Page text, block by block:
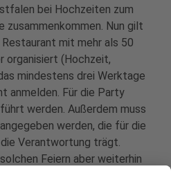
bei Hochzeiten zum
zusammenkommen. Nun gilt
mit mehr als 50
organisiert (Hochzeit,
mindestens drei Werktage
anmelden. Für die Party
werden. Außerdem muss
werden, die für die
Verantwortung trägt.
Feiern aber weiterhin